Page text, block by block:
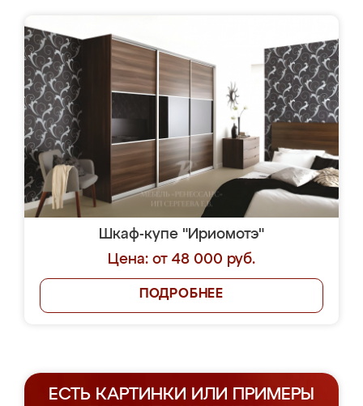
Шкаф-купе "Ириомотэ"
Цена: от 48 000 руб.
ПОДРОБНЕЕ
ЕСТЬ КАРТИНКИ ИЛИ ПРИМЕРЫ